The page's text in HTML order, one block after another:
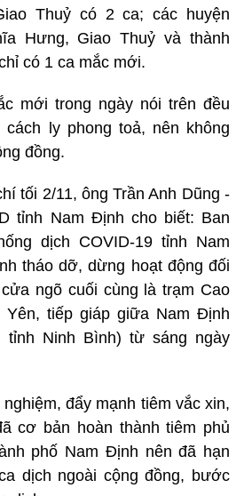
Thuỷ có 2 ca; các huyện
Hưng, Giao Thuỷ và thành
có 1 ca mắc mới.
mới trong ngày nói trên đều
cách ly phong toả, nên không
đồng.
tối 2/11, ông Trần Anh Dũng -
tỉnh Nam Định cho biết: Ban
dịch COVID-19 tỉnh Nam
tháo dỡ, dừng hoạt động đối
ngõ cuối cùng là trạm Cao
Yên, tiếp giáp giữa Nam Định
Ninh Bình) từ sáng ngày
đẩy mạnh tiêm vắc xin,
cơ bản hoàn thành tiêm phủ
phố Nam Định nên đã hạn
dịch ngoài cộng đồng, bước